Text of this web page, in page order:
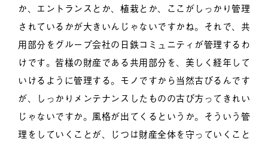
か、エントランスとか、植栽とか、ここがしっかり管理
されているかが大きいんじゃないですかね。それで、共
用部分をグループ会社の日鉄コミュニティが管理するわ
けです。皆様の財産である共用部分を、美しく経年して
いけるように管理する。モノですから当然古びるんです
が、しっかりメンテナンスしたものの古び方ってきれい
じゃないですか。風格が出てくるというか。そういう管
理をしていくことが、じつは財産全体を守っていくこと